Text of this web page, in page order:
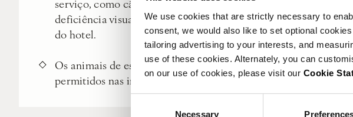
We use cookies that are strictly necessary to
consent, we would also like to set optional
tailoring advertising to your interests, and
use of these cookies. Alternately, you can
on our use of cookies, please visit our Cookie
Necessary
serviço, como cães-guia para pessoas com
deficiência visual, sob avaliação da direção
do hotel.
incluindo
vacinação.
Os animais de estimação não são
permitidos nas instalações do spa.